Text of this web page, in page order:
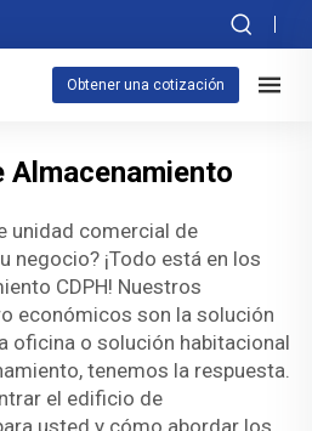
Obtener una cotización
Almacenamiento
unidad comercial de
negocio? ¡Todo está en los
CDPH! Nuestros
económicos son la solución
oficina o solución habitacional
tenemos la respuesta.
el edificio de
usted y cómo abordar los